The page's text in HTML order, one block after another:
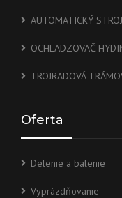
AUTOMATICKÝ
OCHLADZOVAČ
TROJRADOVÁ
Oferta
Delenie a balenie
Vyprázdňovanie